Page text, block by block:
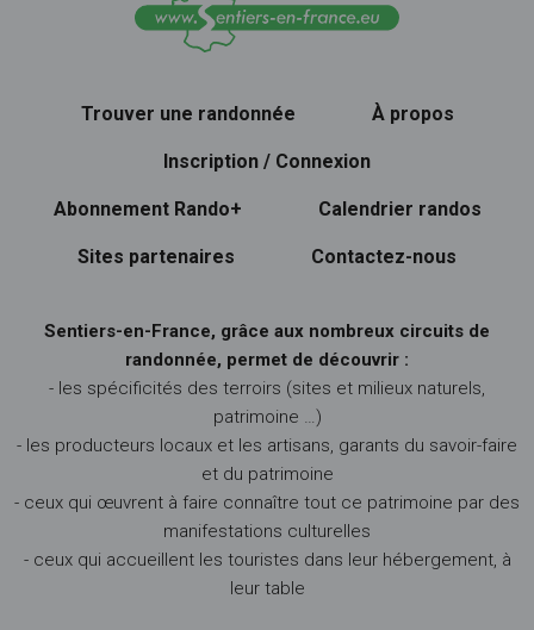
Trouver une randonnée À propos
Inscription / Connexion
Abonnement Rando+ Calendrier randos
Sites partenaires Contactez-nous
Sentiers-en-France, grâce aux nombreux circuits de
randonnée, permet de découvrir :
- les spécificités des terroirs (sites et milieux naturels,
patrimoine …)
- les producteurs locaux et les artisans, garants du savoir-faire
et du patrimoine
- ceux qui œuvrent à faire connaître tout ce patrimoine par des
manifestations culturelles
- ceux qui accueillent les touristes dans leur hébergement, à
leur table